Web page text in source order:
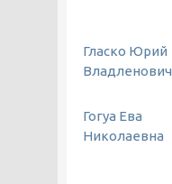
Гласко Юрий
Владленович
Гогуа Ева
Николаевна